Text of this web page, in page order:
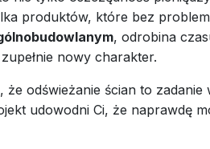
produktów, które bez
, odrobina
nowy charakter.
że odświeżanie ścian to zadanie
udowodni Ci, że naprawdę